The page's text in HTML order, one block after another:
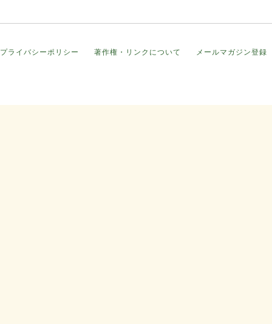
プライバシーポリシー 著作権・リンクについて メールマガジン登録